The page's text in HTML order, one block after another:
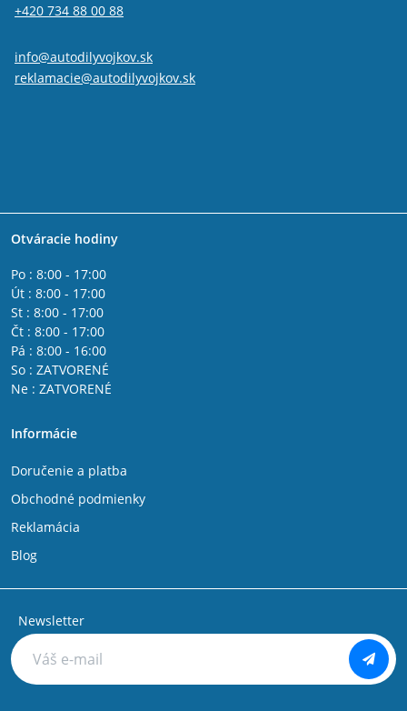
+420 734 88 00 88
info@autodilyvojkov.sk
reklamacie@autodilyvojkov.sk
Otváracie hodiny
Po : 8:00 - 17:00
Út : 8:00 - 17:00
St : 8:00 - 17:00
Čt : 8:00 - 17:00
Pá : 8:00 - 16:00
So : ZATVORENÉ
Ne : ZATVORENÉ
Informácie
Doručenie a platba
Obchodné podmienky
Reklamácia
Blog
Newsletter